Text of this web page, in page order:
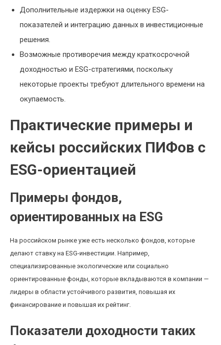
Дополнительные издержки на оценку ESG-
показателей и интеграцию данных в инвестиционные
решения.
Возможные противоречия между краткосрочной
доходностью и ESG-стратегиями, поскольку
некоторые проекты требуют длительного времени на
окупаемость.
Практические примеры и
кейсы российских ПИФов с
ESG-ориентацией
Примеры фондов,
ориентированных на ESG
На российском рынке уже есть несколько фондов, которые
делают ставку на ESG-инвестиции. Например,
специализированные экологические или социально
ориентированные фонды, которые вкладываются в компании —
лидеры в области устойчивого развития, повышая их
финансирование и повышая их рейтинг.
Показатели доходности таких